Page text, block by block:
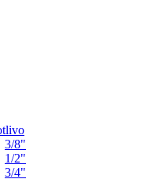
3/8"
1/2"
3/4"